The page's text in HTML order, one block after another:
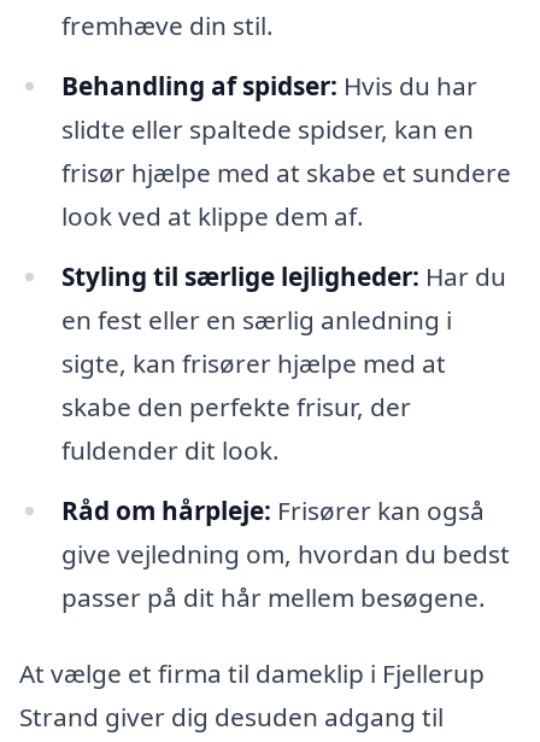
fremhæve din stil.
Behandling af spidser: Hvis du har
slidte eller spaltede spidser, kan en
frisør hjælpe med at skabe et sundere
look ved at klippe dem af.
Styling til særlige lejligheder: Har du
en fest eller en særlig anledning i
sigte, kan frisører hjælpe med at
skabe den perfekte frisur, der
fuldender dit look.
Råd om hårpleje: Frisører kan også
give vejledning om, hvordan du bedst
passer på dit hår mellem besøgene.
At vælge et firma til dameklip i Fjellerup
Strand giver dig desuden adgang til